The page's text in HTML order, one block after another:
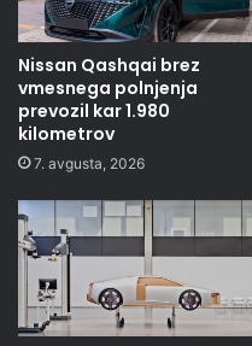
Nissan Qashqai brez
vmesnega polnjenja
prevozil kar 1.980
kilometrov
7. avgusta, 2026